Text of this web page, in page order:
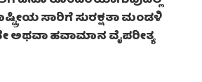
ಸಾರಿಗೆ ಸುರಕ್ಷತಾ ಮಂಡಳಿ
ಅಥವಾ ಹವಾಮಾನ ವೈಪರೀತ್ಯ